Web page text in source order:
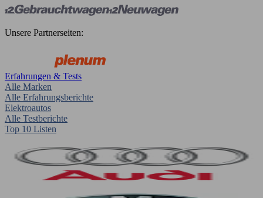
Unsere Partnerseiten:
Erfahrungen & Tests
Alle Marken
Alle Erfahrungsberichte
Elektroautos
Alle Testberichte
Top 10 Listen